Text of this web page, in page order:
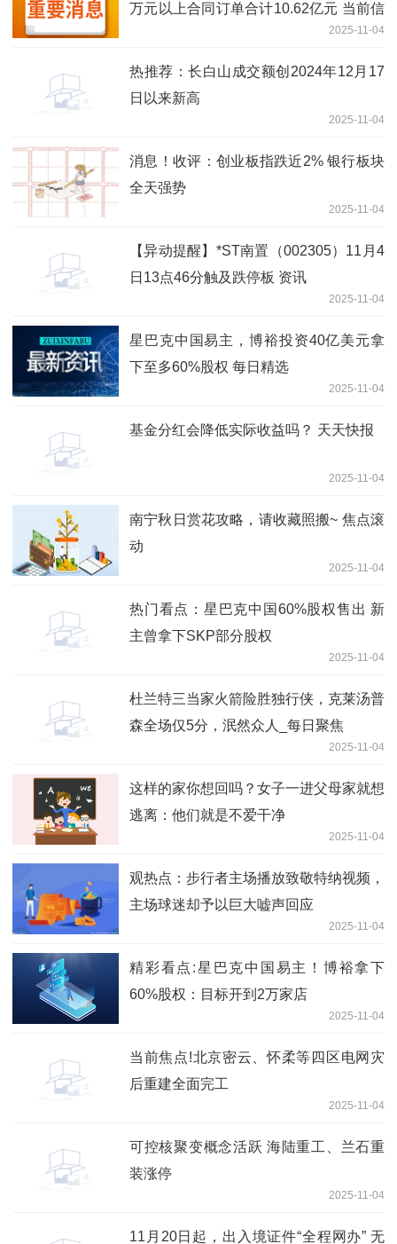
万元以上合同订单合计10.62亿元 当前信
2025-11-04
热推荐：长白山成交额创2024年12月17
日以来新高
2025-11-04
消息！收评：创业板指跌近2% 银行板块
全天强势
2025-11-04
【异动提醒】*ST南置（002305）11月4
日13点46分触及跌停板 资讯
2025-11-04
星巴克中国易主，博裕投资40亿美元拿
下至多60%股权 每日精选
2025-11-04
基金分红会降低实际收益吗？ 天天快报
2025-11-04
南宁秋日赏花攻略，请收藏照搬~ 焦点滚
动
2025-11-04
热门看点：星巴克中国60%股权售出 新
主曾拿下SKP部分股权
2025-11-04
杜兰特三当家火箭险胜独行侠，克莱汤普
森全场仅5分，泯然众人_每日聚焦
2025-11-04
这样的家你想回吗？女子一进父母家就想
逃离：他们就是不爱干净
2025-11-04
观热点：步行者主场播放致敬特纳视频，
主场球迷却予以巨大嘘声回应
2025-11-04
精彩看点:星巴克中国易主！博裕拿下
60%股权：目标开到2万家店
2025-11-04
当前焦点!北京密云、怀柔等四区电网灾
后重建全面完工
2025-11-04
可控核聚变概念活跃 海陆重工、兰石重
装涨停
2025-11-04
11月20日起，出入境证件“全程网办” 无